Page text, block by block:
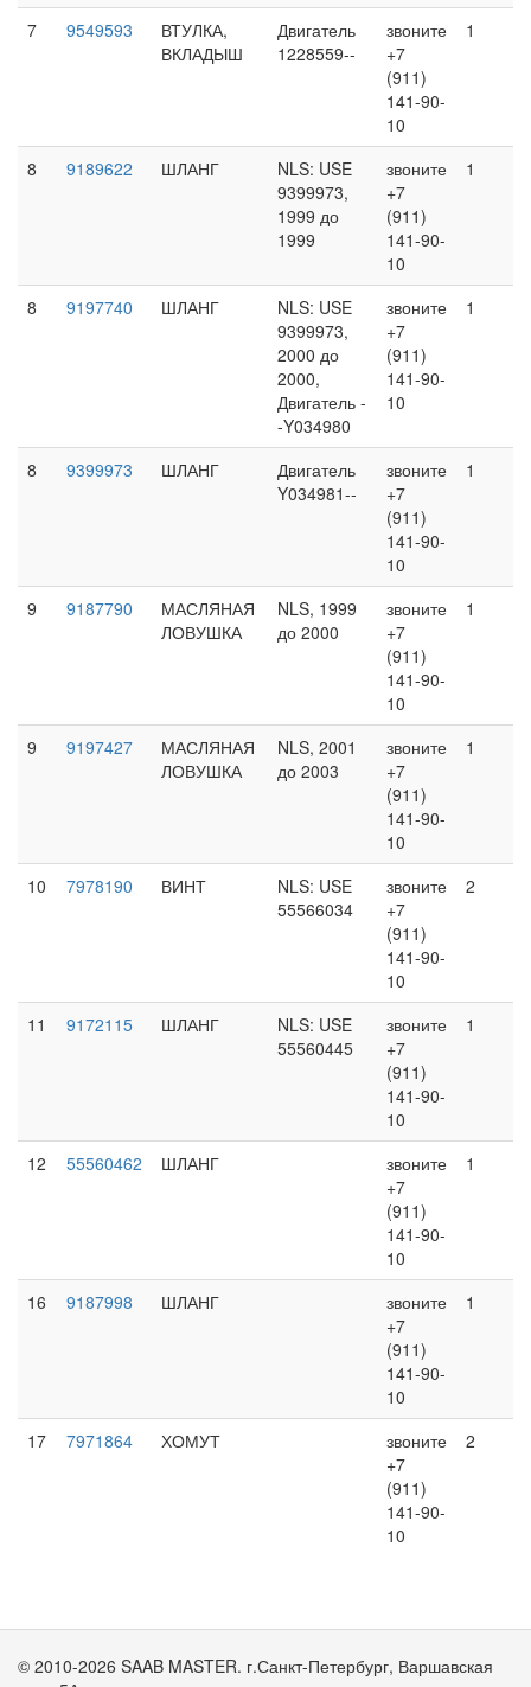
7 9549593
ВТУЛКА,
ВКЛАДЫШ
Двигатель
1228559--
звоните
+7
(911)
141-90-
10
1
8 9189622 ШЛАНГ
NLS: USE
9399973,
1999 до
1999
звоните
+7
(911)
141-90-
10
1
8 9197740 ШЛАНГ
NLS: USE
9399973,
2000 до
2000,
Двигатель -
-Y034980
звоните
+7
(911)
141-90-
10
1
8 9399973 ШЛАНГ
Двигатель
Y034981--
звоните
+7
(911)
141-90-
10
1
9 9187790
МАСЛЯНАЯ
ЛОВУШКА
NLS, 1999
до 2000
звоните
+7
(911)
141-90-
10
1
9 9197427
МАСЛЯНАЯ
ЛОВУШКА
NLS, 2001
до 2003
звоните
+7
(911)
141-90-
10
1
10 7978190 ВИНТ
NLS: USE
55566034
звоните
+7
(911)
141-90-
10
2
11 9172115 ШЛАНГ
NLS: USE
55560445
звоните
+7
(911)
141-90-
10
1
12 55560462 ШЛАНГ
звоните
+7
(911)
141-90-
10
1
16 9187998 ШЛАНГ
звоните
+7
(911)
141-90-
10
1
17 7971864 ХОМУТ
звоните
+7
(911)
141-90-
10
2
© 2010-2026 SAAB MASTER. г.Санкт-Петербург, Варшавская